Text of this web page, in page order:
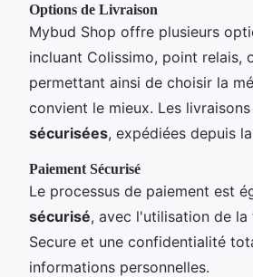
Options de Livraison
Mybud Shop offre plusieurs
incluant Colissimo, point relais,
permettant ainsi de choisir la
convient le mieux. Les
sécurisées, expédiées depuis
Paiement Sécurisé
Le processus de paiement est
sécurisé, avec l'utilisation de
Secure et une confidentialité
informations personnelles.